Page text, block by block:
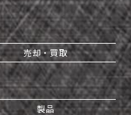
売却・買取
製品